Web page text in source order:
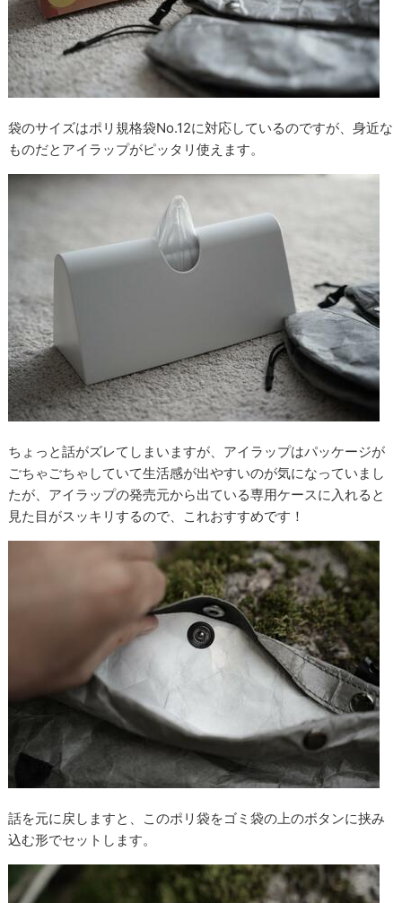
袋のサイズはポリ規格袋No.12に対応しているのですが、身近な
ものだとアイラップがピッタリ使えます。
ちょっと話がズレてしまいますが、アイラップはパッケージが
ごちゃごちゃしていて生活感が出やすいのが気になっていまし
たが、アイラップの発売元から出ている専用ケースに入れると
見た目がスッキリするので、これおすすめです！
話を元に戻しますと、このポリ袋をゴミ袋の上のボタンに挟み
込む形でセットします。